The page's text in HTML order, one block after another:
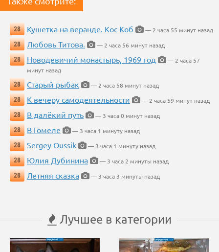
28 Кушетка на веранде. Кос Коб
— 2 часа 55 минут назад
28
Любовь Титова.
— 2 часа 56 минут назад
28
Новодевичий монастырь, 1969 год
— 2 часа 57
минут назад
28
Старый рыбак
— 2 часа 58 минут назад
28
К вечеру самодеятельности
— 2 часа 59 минут назад
28
В далёкий путь
— 3 часа 0 минут назад
28
В Гомеле
— 3 часа 1 минуту назад
28
Sergey Oussik
— 3 часа 1 минуту назад
28
Юлия Дубинина
— 3 часа 2 минуты назад
28
Летняя сказка — 3 часа 3 минуты назад
Лучшее в категории